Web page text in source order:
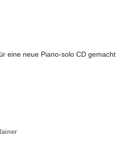
eine neue Piano-solo CD gemacht.